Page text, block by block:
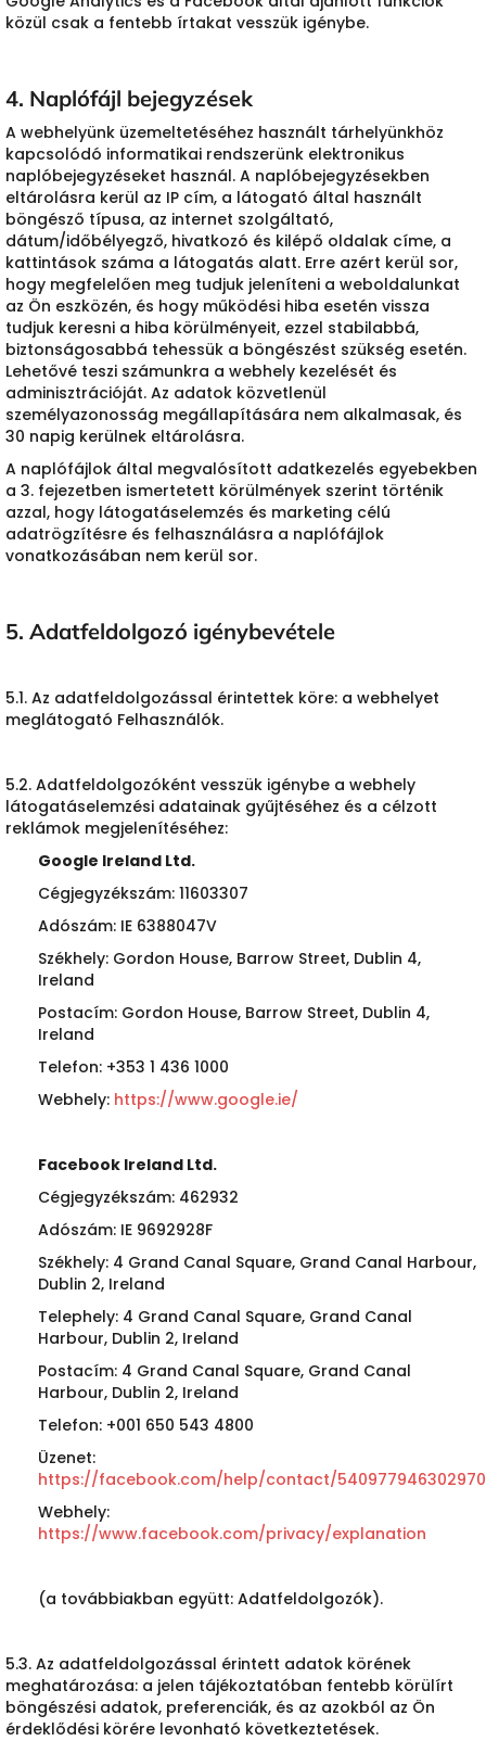
közül csak a fentebb írtakat vesszük igénybe.
4. Naplófájl bejegyzések
A webhelyünk üzemeltetéséhez használt tárhelyünkhöz
kapcsolódó informatikai rendszerünk elektronikus
naplóbejegyzéseket használ. A naplóbejegyzésekben
eltárolásra kerül az IP cím, a látogató által használt
böngésző típusa, az internet szolgáltató,
dátum/időbélyegző, hivatkozó és kilépő oldalak címe, a
kattintások száma a látogatás alatt. Erre azért kerül sor,
hogy megfelelően meg tudjuk jeleníteni a weboldalunkat
az Ön eszközén, és hogy működési hiba esetén vissza
tudjuk keresni a hiba körülményeit, ezzel stabilabbá,
biztonságosabbá tehessük a böngészést szükség esetén.
Lehetővé teszi számunkra a webhely kezelését és
adminisztrációját. Az adatok közvetlenül
személyazonosság megállapítására nem alkalmasak, és
30 napig kerülnek eltárolásra.
A naplófájlok által megvalósított adatkezelés egyebekben
a 3. fejezetben ismertetett körülmények szerint történik
azzal, hogy látogatáselemzés és marketing célú
adatrögzítésre és felhasználásra a naplófájlok
vonatkozásában nem kerül sor.
5. Adatfeldolgozó igénybevétele
5.1. Az adatfeldolgozással érintettek köre: a webhelyet
meglátogató Felhasználók.
5.2. Adatfeldolgozóként vesszük igénybe a webhely
látogatáselemzési adatainak gyűjtéséhez és a célzott
reklámok megjelenítéséhez:
Google Ireland Ltd.
Cégjegyzékszám: 11603307
Adószám: IE 6388047V
Székhely: Gordon House, Barrow Street, Dublin 4,
Ireland
Postacím: Gordon House, Barrow Street, Dublin 4,
Ireland
Telefon: +353 1 436 1000
Webhely: https://www.google.ie/
Facebook Ireland Ltd.
Cégjegyzékszám: 462932
Adószám: IE 9692928F
Székhely: 4 Grand Canal Square, Grand Canal Harbour,
Dublin 2, Ireland
Telephely: 4 Grand Canal Square, Grand Canal
Harbour, Dublin 2, Ireland
Postacím: 4 Grand Canal Square, Grand Canal
Harbour, Dublin 2, Ireland
Telefon: +001 650 543 4800
Üzenet:
https://facebook.com/help/contact/540977946302970
Webhely:
https://www.facebook.com/privacy/explanation
(a továbbiakban együtt: Adatfeldolgozók).
5.3. Az adatfeldolgozással érintett adatok körének
meghatározása: a jelen tájékoztatóban fentebb körülírt
böngészési adatok, preferenciák, és az azokból az Ön
érdeklődési körére levonható következtetések.